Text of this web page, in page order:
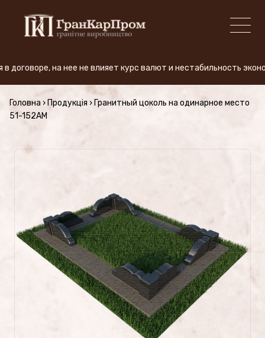
+380 (50) 380-59-57
АКЦИЯ
Продукция (Цены)
Проекты памятников
на нее не влияет курс валют и нестабильность
Головна › Продукція › Гранитный цоколь на одинарное место
51-152AM